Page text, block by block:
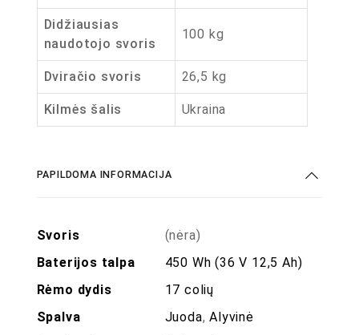
Didžiausias
naudotojo svoris
100 kg
Dviračio svoris 26,5 kg
Kilmės šalis Ukraina
PAPILDOMA INFORMACIJA
Svoris
(nėra)
Baterijos talpa
450 Wh (36 V 12,5 Ah)
Rėmo dydis
17 colių
Spalva
Juoda,Alyvinė